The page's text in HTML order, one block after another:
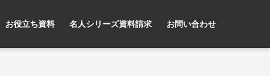
お役立ち資料 名人シリーズ資料請求 お問い合わせ